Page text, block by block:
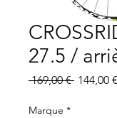
27.5 /
169,00 € 144,00 €
Marque *